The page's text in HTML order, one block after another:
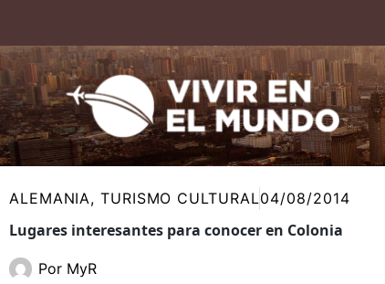
contenido
ALEMANIA,TURISMO CULTURAL04/08/2014
Lugares interesantes para conocer en Colonia
Por MyR